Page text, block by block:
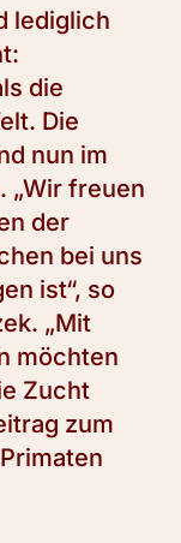
lediglich
die
Die
nun im
„Wir freuen
der
bei uns
ist“, so
„Mit
möchten
Zucht
zum